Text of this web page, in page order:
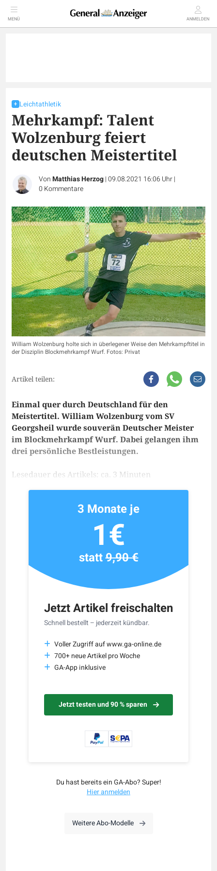
MENÜ ANMELDEN
Leichtathletik
Mehrkampf: Talent
Wolzenburg feiert
deutschen Meistertitel
VonMatthias Herzog|09.08.2021 16:06 Uhr|
0 Kommentare
William Wolzenburg holte sich in überlegener Weise den Mehrkampftitel in
der Disziplin Blockmehrkampf Wurf. Fotos: Privat
Artikel teilen:
Einmal quer durch Deutschland für den
Meistertitel. William Wolzenburg vom SV
Georgsheil wurde souverän Deutscher Meister
im Blockmehrkampf Wurf. Dabei gelangen ihm
drei persönliche Bestleistungen.
Lesedauer des Artikels: ca. 3 Minuten
Jetzt Artikel freischalten
Schnell bestellt – jederzeit kündbar.
Voller Zugriff auf www.ga-online.de
700+ neue Artikel pro Woche
GA-App inklusive
Jetzt testen und 90 % sparen
3 Monate je
1€
statt9,90 €
Du hast bereits ein GA-Abo? Super!
Hier anmelden
Weitere Abo-Modelle